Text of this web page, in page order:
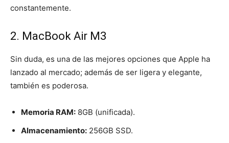
constantemente.
2. MacBook Air M3
Sin duda, es una de las mejores opciones que Apple ha
lanzado al mercado; además de ser ligera y elegante,
también es poderosa.
Memoria RAM: 8GB (unificada).
Almacenamiento: 256GB SSD.